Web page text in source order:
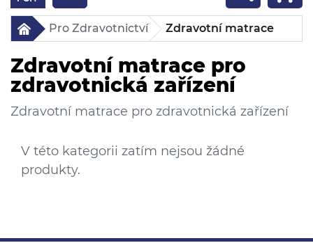
navigation
Pro Zdravotnictví Zdravotní matrace
Zdravotní matrace pro
zdravotnická zařízení
Zdravotní matrace pro zdravotnická zařízení
V této kategorii zatím nejsou žádné
produkty.